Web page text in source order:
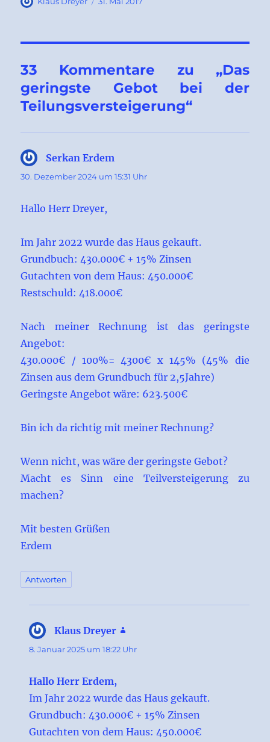
33 Kommentare zu „Das
geringste Gebot bei der
Teilungsversteigerung“
Serkan Erdem
30. Dezember 2024 um 15:31 Uhr
Hallo Herr Dreyer,
Im Jahr 2022 wurde das Haus gekauft.
Grundbuch: 430.000€ + 15% Zinsen
Gutachten von dem Haus: 450.000€
Restschuld: 418.000€
Nach meiner Rechnung ist das geringste
Angebot:
430.000€ / 100%= 4300€ x 145% (45% die
Zinsen aus dem Grundbuch für 2,5Jahre)
Geringste Angebot wäre: 623.500€
Bin ich da richtig mit meiner Rechnung?
Wenn nicht, was wäre der geringste Gebot?
Macht es Sinn eine Teilversteigerung zu
machen?
Mit besten Grüßen
Erdem
Antworten
Klaus Dreyer
8. Januar 2025 um 18:22 Uhr
Hallo Herr Erdem,
Im Jahr 2022 wurde das Haus gekauft.
Grundbuch: 430.000€ + 15% Zinsen
Gutachten von dem Haus: 450.000€